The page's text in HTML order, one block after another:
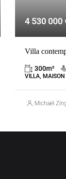
4 530 000
Villa
300m²
VILLA, MAISON
Michaël